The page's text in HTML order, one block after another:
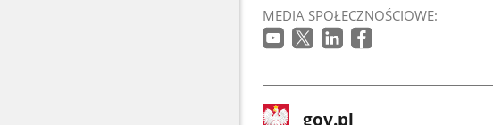
MEDIA SPOŁECZNOŚCIOWE:
stopkaStrona
gov.pl